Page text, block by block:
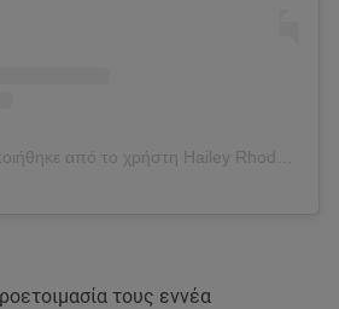
τους εννέα